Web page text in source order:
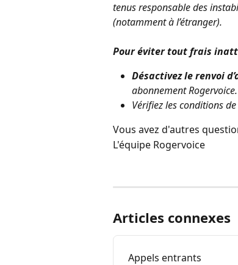
tenus responsable des
(notamment à l’étranger).
Pour éviter tout frais
Désactivez le renvoi
abonnement Rogervoice.
Vérifiez les conditions
Vous avez d'autres
L'équipe Rogervoice
Articles connexes
Appels entrants